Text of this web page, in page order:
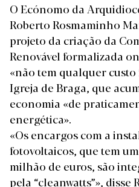
O Ecónomo da
Roberto Rosmaminho
projeto da criação da
Renovável formalizada
«não tem qualquer
Igreja de Braga, que
economia «de
energética».
«Os encargos com a
fotovoltaicos, que tem
milhão de euros, são
pela “cleanwatts”»,